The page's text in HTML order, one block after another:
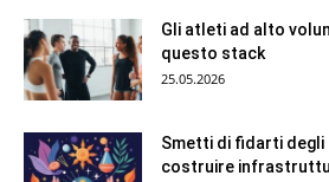
Gli atleti ad alto
questo stack
25.05.2026
Smetti di fidarti degli
costruire